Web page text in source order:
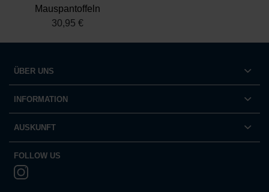
Mauspantoffeln
30,95 €
ÜBER UNS
INFORMATION
AUSKUNFT
FOLLOW US